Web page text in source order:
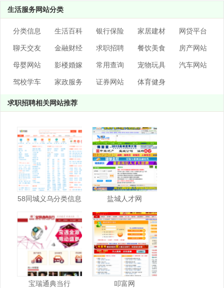
生活服务网站分类
分类信息 生活百科 银行保险 家居建材 网贷平台
聊天交友 金融财经 求职招聘 餐饮美食 房产网站
母婴网站 影楼婚嫁 常用查询 宠物玩具 汽车网站
驾校学车 家政服务 证券网站 体育健身
求职招聘相关网站推荐
58同城义乌分类信息
盐城人才网
宝瑞通典当行 叩富网